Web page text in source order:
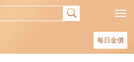
每日金價